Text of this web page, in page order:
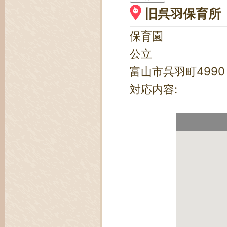
旧呉羽保育所
保育園
公立
富山市呉羽町4990
対応内容: